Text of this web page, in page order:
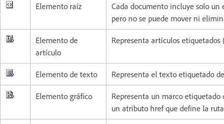
Elemento raíz
Cada documento incluye solo un
pero no se puede mover ni
Elemento de
artículo
Representa artículos etiquetados
Elemento de texto Representa el texto etiquetado
Elemento gráfico
Representa un marco
un atributo href que define la